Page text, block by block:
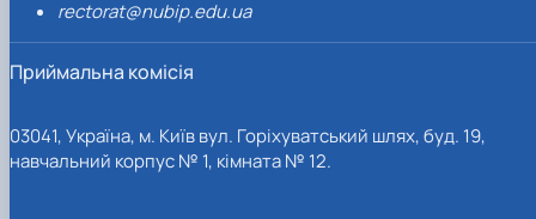
rectorat@nubip.edu.ua
Приймальна комісія
03041, Україна, м. Київ вул. Горіхуватський шлях, буд. 19,
навчальний корпус № 1, кімната № 12.